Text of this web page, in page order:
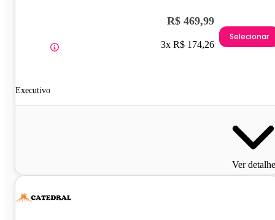
Executivo
R$ 469,99
3x R$ 174,26
Selecionar
Ver